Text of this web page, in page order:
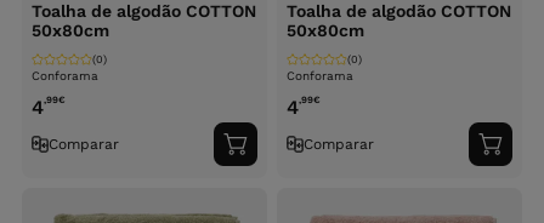
Toalha de algodão COTTON
50x80cm
Conforama
(0)
4,99€
Comparar
Adicionar
ao
Toalha de algodão COTTON
50x80cm
Conforama
(0)
4,99€
Comparar
ao